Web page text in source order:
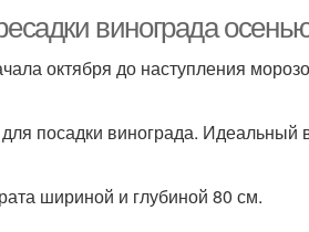
винограда
октября до наступления
посадки винограда. Идеальный
шириной и глубиной 80 см.